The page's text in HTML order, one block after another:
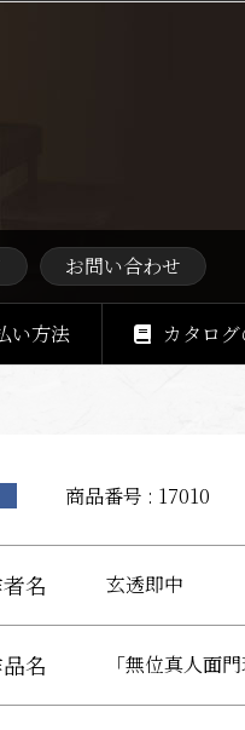
お問い合わせ
い方法 カタロ
商品番号 : 17010
名 玄透即中
名 「無位真人面門